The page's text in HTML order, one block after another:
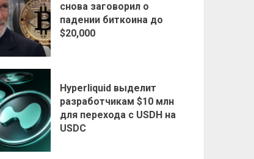
снова заговорил о
падении биткоина до
$20,000
Hyperliquid выделит
разработчикам $10 млн
для перехода с USDH на
USDC